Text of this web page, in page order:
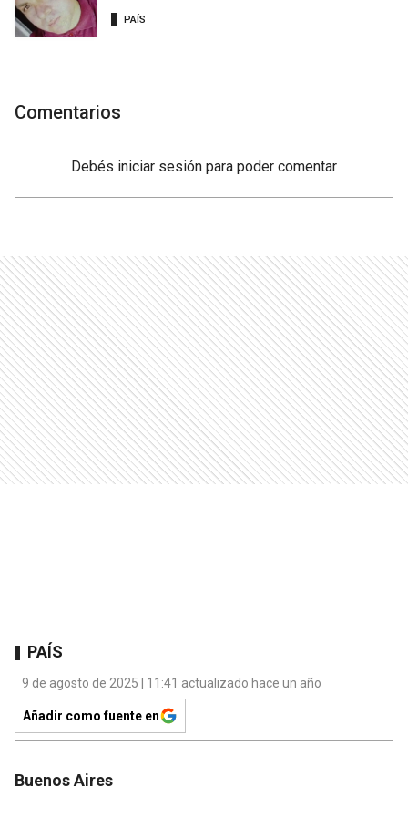
PAÍS
Comentarios
Debés iniciar sesión para poder comentar
PAÍS
9 de agosto de 2025 | 11:41 actualizado hace un año
Añadir como fuente en
Buenos Aires